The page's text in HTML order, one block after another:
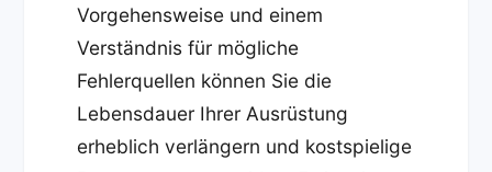
Vorgehensweise und einem
Verständnis für mögliche
Fehlerquellen können Sie die
Lebensdauer Ihrer Ausrüstung
erheblich verlängern und kostspielige